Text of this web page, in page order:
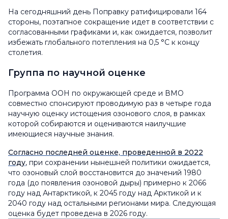
На сегодняшний день Поправку ратифицировали 164
стороны, поэтапное сокращение идет в соответствии с
согласованными графиками и, как ожидается, позволит
избежать глобального потепления на 0,5 °C к концу
столетия.
Группа по научной оценке
Программа ООН по окружающей среде и ВМО
совместно спонсируют проводимую раз в четыре года
научную оценку истощения озонового слоя, в рамках
которой собираются и оцениваются наилучшие
имеющиеся научные знания.
Согласно последней оценке, проведенной в 2022
году, при сохранении нынешней политики ожидается,
что озоновый слой восстановится до значений 1980
года (до появления озоновой дыры) примерно к 2066
году над Антарктикой, к 2045 году над Арктикой и к
2040 году над остальными регионами мира. Следующая
оценка будет проведена в 2026 году.